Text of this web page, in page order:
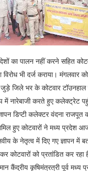
का पालन नहीं करने सहित
भी दर्ज कराया। मंगलवार
जिले भर के कोटवार टॉउनहाल
में नारेबाजी करते हुए कलेक्ट्रेट
डिप्टी कलेक्टर वंदना राजपूत
हुए कोटवारों ने मध्य प्रदेश
के नेतृत्व में दिए गए ज्ञापन में
कोटवारों को प्रतांडित कर
कैंद्रीय कृषिमंत्रत्री पूर्व मध्य